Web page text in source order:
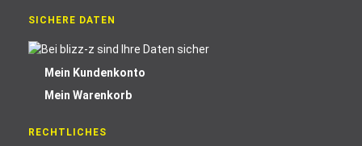
SICHERE DATEN
Mein Kundenkonto
Mein Warenkorb
RECHTLICHES